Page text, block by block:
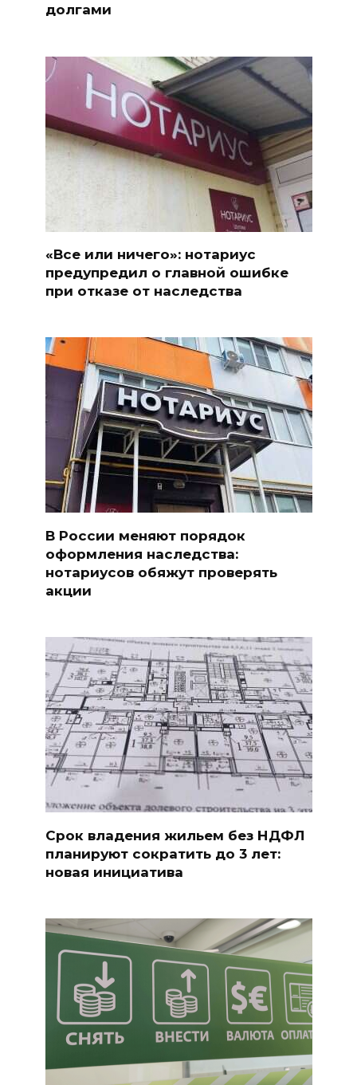
долгами
«Все или ничего»: нотариус
предупредил о главной ошибке
при отказе от наследства
В России меняют порядок
оформления наследства:
нотариусов обяжут проверять
акции
Срок владения жильем без НДФЛ
планируют сократить до 3 лет:
новая инициатива